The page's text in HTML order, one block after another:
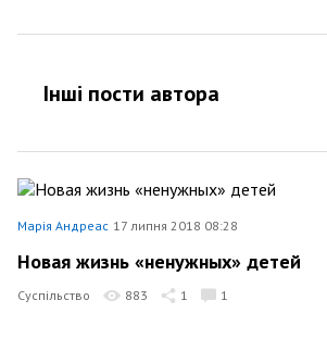
Інші пости автора
Марія Андреас 17 липня 2018 08:28
Новая жизнь «ненужных» детей
Суспільство 883 1 1